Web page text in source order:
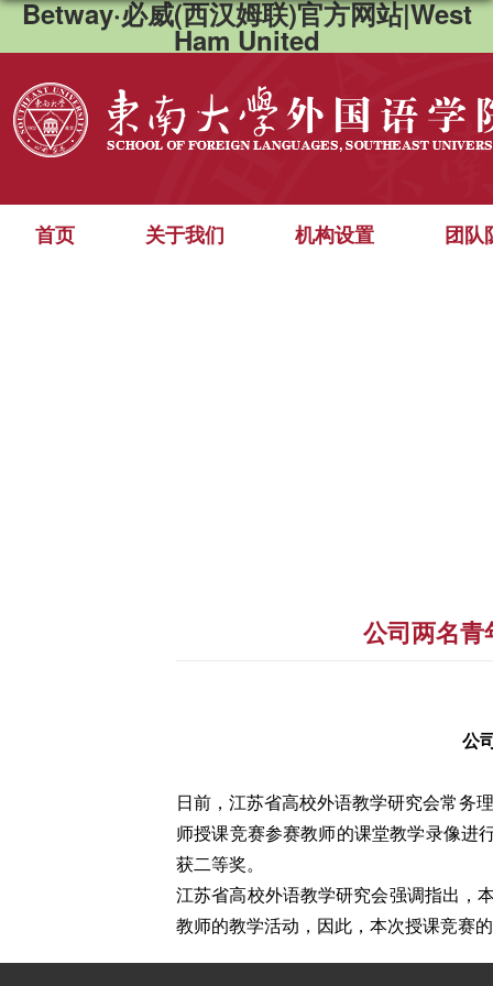
Betway·必威(西汉姆联)官方网站|West
Ham United
首页 关于我们 机构设置 团队
公司两名青
公
日前，江苏省高校外语教学研究会常务
师授课竞赛参赛教师的课堂教学录像进
获二等奖。
江苏省高校外语教学研究会强调指出，
教师的教学活动，因此，本次授课竞赛